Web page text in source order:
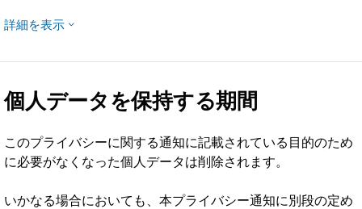
詳細を表示
個人データを保持する期間
このプライバシーに関する通知に記載されている目的のため
に必要がなくなった個人データは削除されます。
いかなる場合においても、本プライバシー通知に別段の定め